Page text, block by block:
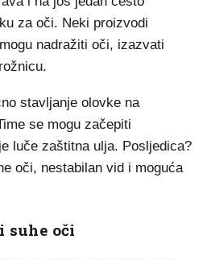
za oči. Neki proizvodi
nadražiti oči, izazvati
stavljanje olovke na
se mogu začepiti
luče zaštitna ulja. Posljedica?
oči, nestabilan vid i moguća
suhe oči